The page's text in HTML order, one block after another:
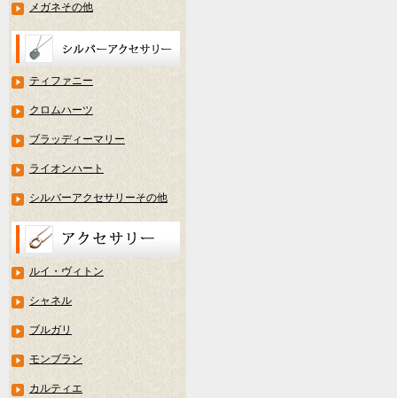
メガネその他
ティファニー
クロムハーツ
ブラッディーマリー
ライオンハート
シルバーアクセサリーその他
ルイ・ヴィトン
シャネル
ブルガリ
モンブラン
カルティエ